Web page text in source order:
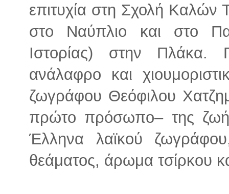
επιτυχία στη Σχολή
στο Ναύπλιο και στο
Ιστορίας) στην Πλάκα.
ανάλαφρο και
ζωγράφου Θεόφιλου
πρώτο πρόσωπο– της
Έλληνα λαϊκού
θεάματος, άρωμα τσίρκου